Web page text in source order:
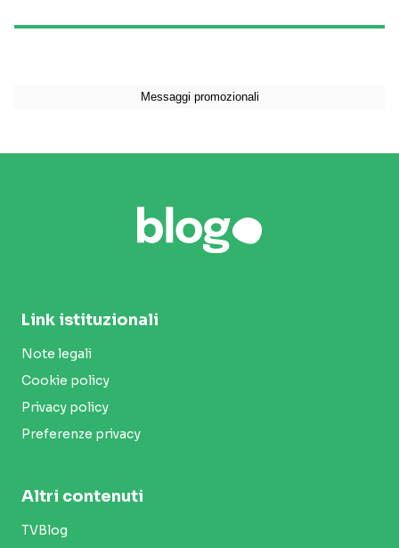
Link istituzionali
Note legali
Cookie policy
Privacy policy
Preferenze privacy
Altri contenuti
TVBlog